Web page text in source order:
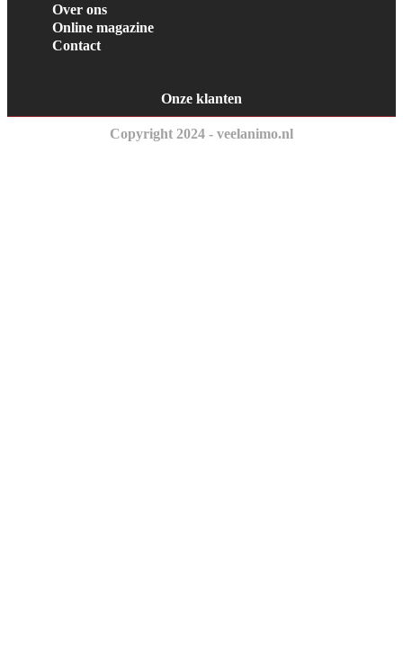
Over ons
Online magazine
Contact
Onze klanten
Copyright 2024 - veelanimo.nl